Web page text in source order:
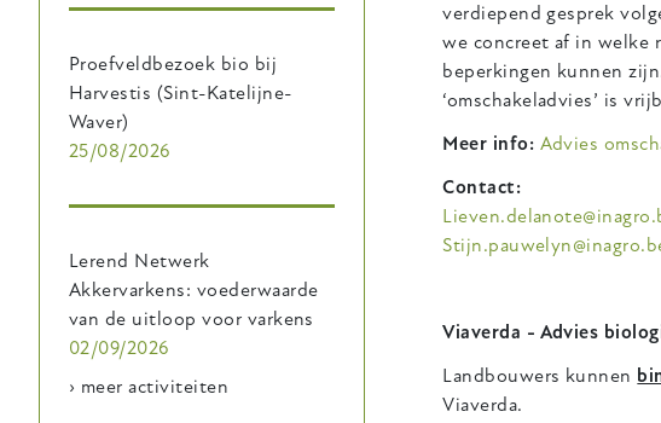
verdiepend gesprek
we concreet af in welke
beperkingen kunnen
‘omschakeladvies’ is
Meer info: Advies
Contact:
Viaverda - Advies
Landbouwers kunnen
Viaverda.
Proefveldbezoek bio bij
Harvestis (Sint-Katelijne-
Waver)
25/08/2026
Lerend Netwerk
Akkervarkens: voederwaarde
van de uitloop voor varkens
02/09/2026
› meer activiteiten